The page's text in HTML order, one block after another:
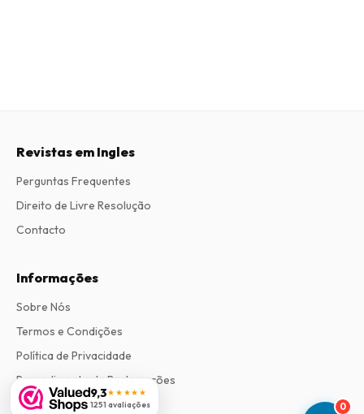
0
9,3★★★★★
1251 avaliações
Revistas em Ingles
Perguntas Frequentes
Direito de Livre Resolução
Contacto
Informações
Sobre Nós
Termos e Condições
Política de Privacidade
Procedimento de Reclamações